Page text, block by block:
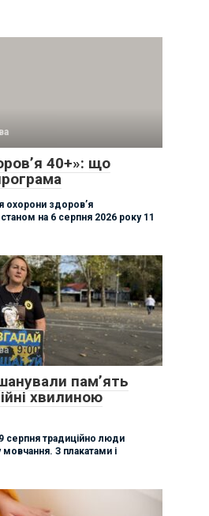
40+»: що
охорони здоровʼя
на 6 серпня 2026 року 11
памʼять
хвилиною
серпня традиційно люди
мовчання. З плакатами і